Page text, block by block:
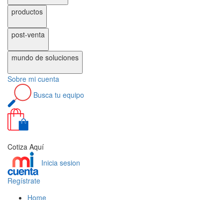
productos
post-venta
mundo de soluciones
Sobre mi cuenta
Busca tu equipo
Cotiza Aquí
Inicia sesion
Regístrate
Home